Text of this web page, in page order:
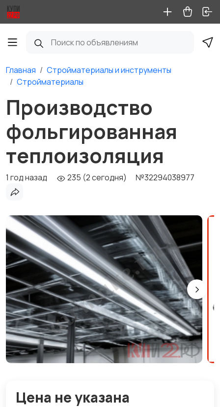
Главная
Стройматериалы и инструменты
Стройматериалы
Производство
фольгированная
теплоизоляция
1 год назад 235 (2 сегодня) №32294038977
Цена не указана